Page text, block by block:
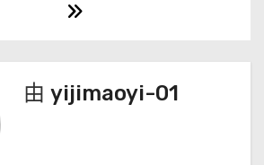
由 yijimaoyi-01